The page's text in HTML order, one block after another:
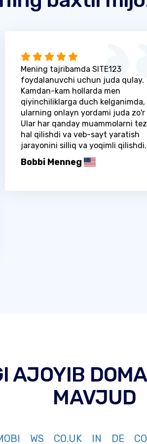
Mening tajribamda SITE123
foydalanuvchi uchun juda qulay.
Kamdan-kam hollarda men
qiyinchiliklarga duch kelganimda,
ularning onlayn yordami juda zo'r
Ular har qanday muammolarni
hal qilishdi va veb-sayt yaratish
jarayonini silliq va yoqimli qilishdi.
Bobbi Menneg
AJOYIB
MAVJUD
WS CO.UK IN DE